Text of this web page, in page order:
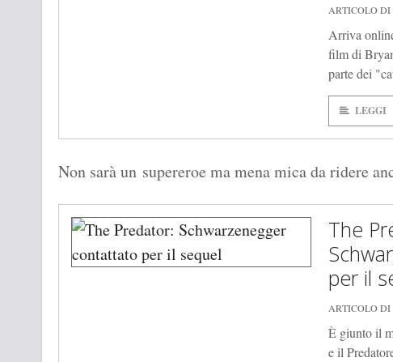
ARTICOLO DI
Arriva
film di
parte dei
LEGGI
Non sarà un supereroe ma mena mica da ridere
The
per il
ARTICOLO DI
È giunto il
e il